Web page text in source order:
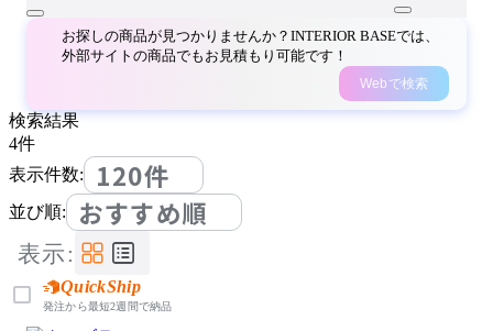
お探しの商品が見つかりませんか？INTERIOR BASEでは、
外部サイトの商品でもお見積もり可能です！
Webで検索
検索結果
4件
表示件数:
120件
並び順: おすすめ順
表示:
QuickShip
発注から最短2週間で納品